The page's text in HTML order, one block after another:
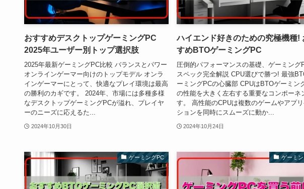
おすすめデスクトップゲーミングPC
2025年ユーザー別トップ選択肢
2025年最新ゲーミングPC比較 バランスとパワー
オンラインゲーマー向けのトップモデル オンラ
インゲーマーにとって、快適なプレイ環境は最高
の勝利のカギです。 2024年、市場には多種多様
なデスクトップゲーミングPCが溢れ、プレイヤ
ーのニーズに応えるた...
2024年10月30日
ハイエンド好きのための究極機種!
すめBTOゲーミングPC
圧倒的パフォーマンスの基礎、ゲーミング
スペック完全解説 CPU選びで勝つ! 最強
ーミングPCの心臓部 CPUはBTOゲーミン
の性能を大きく左右する重要なコンポーネ
す。 高性能のCPUは複数のゲームやアプ
ションを同時にスムーズに動か...
2024年10月24日
ゲーミングPC ゲーミ